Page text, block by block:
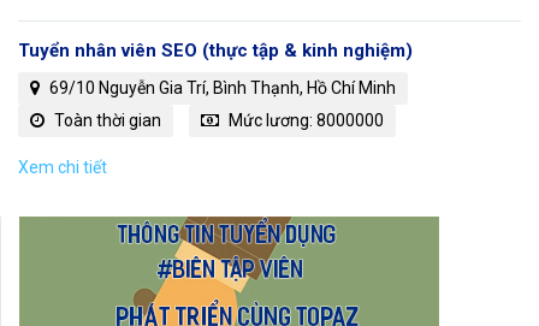
Tuyển nhân viên SEO (thực tập & kinh nghiệm)
69/10 Nguyễn Gia Trí, Bình Thạnh, Hồ Chí Minh
Toàn thời gian
Mức lương: 8000000
Xem chi tiết